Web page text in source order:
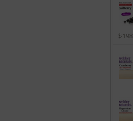
$198